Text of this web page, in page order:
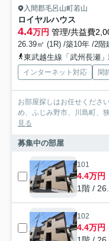
入間郡毛呂山町若山
ロイヤルハウス
4.4万円 管理/共益費
26.39㎡ (1R) /築10年 /2階
東武越生線「武州長瀬
インターネット対応 閑
お部屋探しはお任せくださ
め、ふじみ野市、川島町、
見る
募集中の部屋
101
4.4万円
1階 /
102
4.4万円